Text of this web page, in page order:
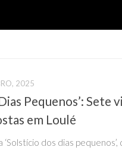
2025
Pequenos’: Sete
em Loulé
dos dias